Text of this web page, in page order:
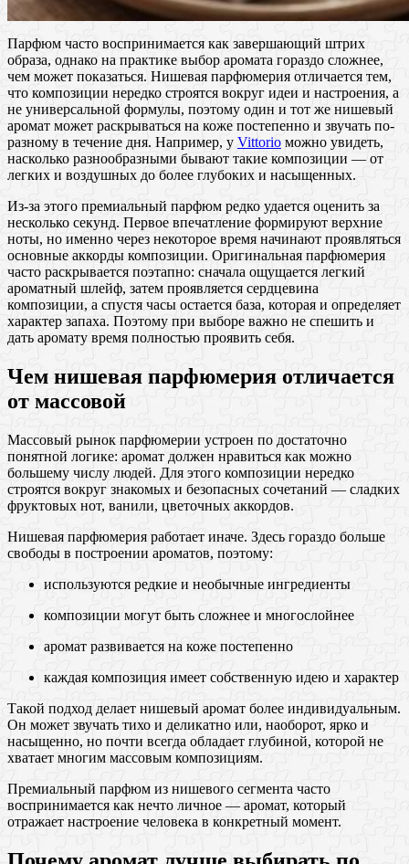
Парфюм часто воспринимается как завершающий штрих
образа, однако на практике выбор аромата гораздо сложнее,
чем может показаться. Нишевая парфюмерия отличается тем,
что композиции нередко строятся вокруг идеи и настроения, а
не универсальной формулы, поэтому один и тот же нишевый
аромат может раскрываться на коже постепенно и звучать по-
разному в течение дня. Например, у Vittorio можно увидеть,
насколько разнообразными бывают такие композиции — от
легких и воздушных до более глубоких и насыщенных.
Из-за этого премиальный парфюм редко удается оценить за
несколько секунд. Первое впечатление формируют верхние
ноты, но именно через некоторое время начинают проявляться
основные аккорды композиции. Оригинальная парфюмерия
часто раскрывается поэтапно: сначала ощущается легкий
ароматный шлейф, затем проявляется сердцевина
композиции, а спустя часы остается база, которая и определяет
характер запаха. Поэтому при выборе важно не спешить и
дать аромату время полностью проявить себя.
Чем нишевая парфюмерия отличается
от массовой
Массовый рынок парфюмерии устроен по достаточно
понятной логике: аромат должен нравиться как можно
большему числу людей. Для этого композиции нередко
строятся вокруг знакомых и безопасных сочетаний — сладких
фруктовых нот, ванили, цветочных аккордов.
Нишевая парфюмерия работает иначе. Здесь гораздо больше
свободы в построении ароматов, поэтому:
используются редкие и необычные ингредиенты
композиции могут быть сложнее и многослойнее
аромат развивается на коже постепенно
каждая композиция имеет собственную идею и характер
Такой подход делает нишевый аромат более индивидуальным.
Он может звучать тихо и деликатно или, наоборот, ярко и
насыщенно, но почти всегда обладает глубиной, которой не
хватает многим массовым композициям.
Премиальный парфюм из нишевого сегмента часто
воспринимается как нечто личное — аромат, который
отражает настроение человека в конкретный момент.